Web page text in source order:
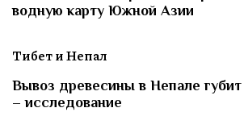
водную карту Южной Азии
Тибет и Непал
Вывоз древесины в Непале
– исследование